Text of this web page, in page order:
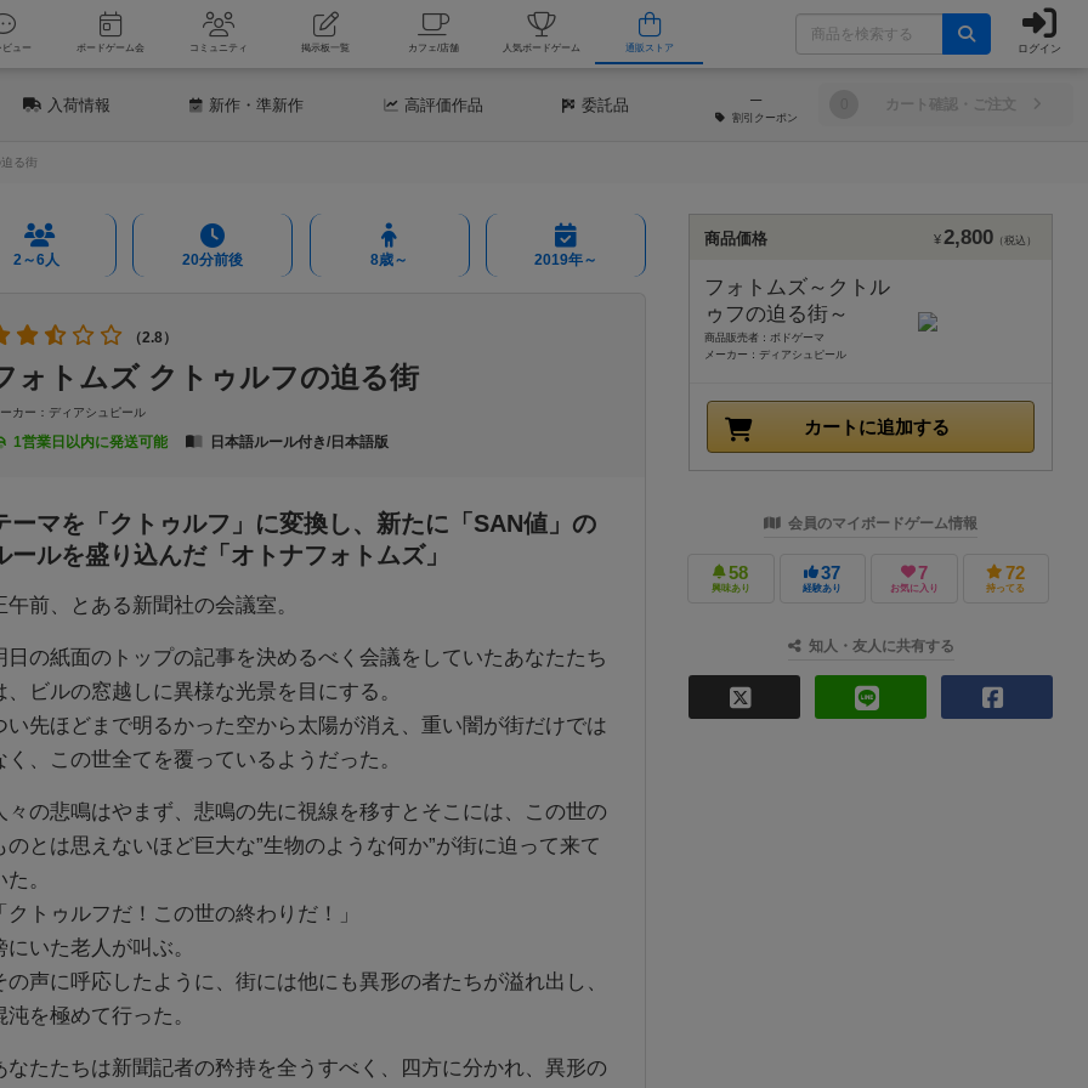
新着レビュー ボードゲーム会 コミュニティ 掲示板一覧 カフェ/店舗 人気ボードゲーム 通販ストア ログイン
入荷情報 新作 ・準新作 高評価作品 委託品 ─
割引 クーポン
カート確認・ご注文
る街
2～6人 20分前後 8歳～ 2019年～
（2.8）
ォトムズ クトゥルフの迫る街
カー：ディアシュピール
1営業日以内に発送可能 日本語ルール付き/日本語版
ーマを「クトゥルフ」に変換し、新たに「SAN値」の
ールを盛り込んだ「オトナフォトムズ」
午前、とある新聞社の会議室。
日の紙面のトップの記事を決めるべく会議をしていたあなたたち
、ビルの窓越しに異様な光景を目にする。
い先ほどまで明るかった空から太陽が消え、重い闇が街だけでは
く、この世全てを覆っているようだった。
々の悲鳴はやまず、悲鳴の先に視線を移すとそこには、この世の
のとは思えないほど巨大な”生物のような何か”が街に迫って来て
た。
クトゥルフだ！この世の終わりだ！」
にいた老人が叫ぶ。
の声に呼応したように、街には他にも異形の者たちが溢れ出し、
沌を極めて行った。
なたたちは新聞記者の矜持を全うすべく、四方に分かれ、異形の
商品価格 ¥2,800 （税込）
フォトムズ～クトル
ゥフの迫る街～
商品販売者：ボドゲーマ
メーカー：ディアシュピール
カートに追加する
会員のマイボードゲーム情報
58
興味あり
37
経験あり
7
お気に入り
72
持ってる
知人・友人に共有する